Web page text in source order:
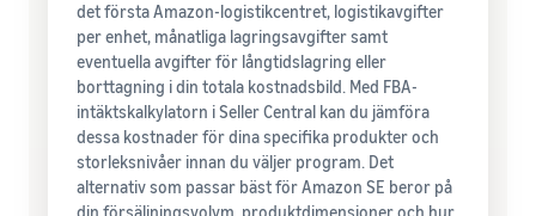
det första Amazon-logistikcentret, logistikavgifter
per enhet, månatliga lagringsavgifter samt
eventuella avgifter för långtidslagring eller
borttagning i din totala kostnadsbild. Med FBA-
intäktskalkylatorn i Seller Central kan du jämföra
dessa kostnader för dina specifika produkter och
storleksnivåer innan du väljer program. Det
alternativ som passar bäst för Amazon SE beror på